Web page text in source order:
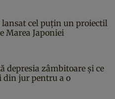
lansat cel puțin un proiectil
Marea Japoniei
depresia zâmbitoare și ce
din jur pentru a o